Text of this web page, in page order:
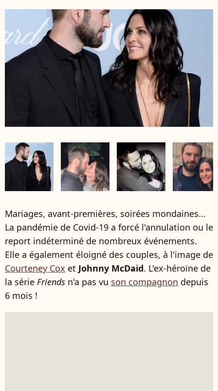
Mariages, avant-premières, soirées mondaines...
La pandémie de Covid-19 a forcé l'annulation ou le
report indéterminé de nombreux événements.
Elle a également éloigné des couples, à l'image de
Courteney Cox et Johnny McDaid. L'ex-héroïne de
la série Friends n'a pas vu son compagnon depuis
6 mois !